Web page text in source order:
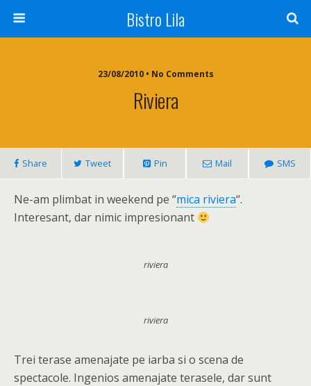
Bistro Lila
23/08/2010 • No Comments
Riviera
Share Tweet Pin Mail SMS
Ne-am plimbat in weekend pe “mica riviera“.
Interesant, dar nimic impresionant
riviera
riviera
Trei terase amenajate pe iarba si o scena de
spectacole. Ingenios amenajate terasele, dar sunt